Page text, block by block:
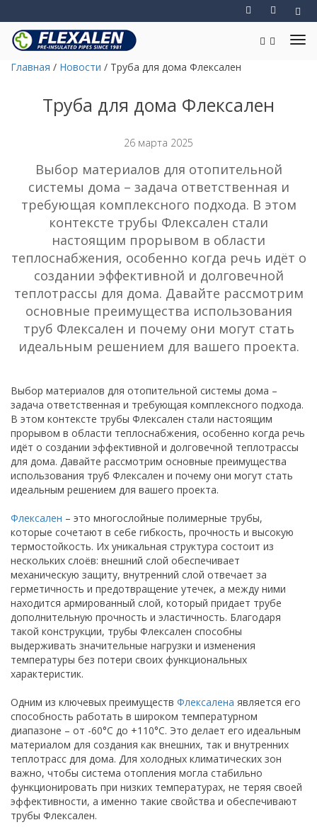
Главная / Новости / Труба для дома Флексален
Труба для дома Флексален
26 марта 2025
Выбор материалов для отопительной
системы дома – задача ответственная и
требующая комплексного подхода. В этом
контексте трубы Флексален стали
настоящим прорывом в области
теплоснабжения, особенно когда речь идёт о
создании эффективной и долговечной
теплотрассы для дома. Давайте рассмотрим
основные преимущества использования
труб Флексален и почему они могут стать
идеальным решением для вашего проекта.
Выбор материалов для отопительной системы дома –
задача ответственная и требующая комплексного подхода.
В этом контексте трубы Флексален стали настоящим
прорывом в области теплоснабжения, особенно когда речь
идёт о создании эффективной и долговечной теплотрассы
для дома. Давайте рассмотрим основные преимущества
использования труб Флексален и почему они могут стать
идеальным решением для вашего проекта.
Флексален – это многослойные полимерные трубы,
которые сочетают в себе гибкость, прочность и высокую
термостойкость. Их уникальная структура состоит из
нескольких слоёв: внешний слой обеспечивает
механическую защиту, внутренний слой отвечает за
герметичность и предотвращение утечек, а между ними
находится армированный слой, который придает трубе
дополнительную прочность и эластичность. Благодаря
такой конструкции, трубы Флексален способны
выдерживать значительные нагрузки и изменения
температуры без потери своих функциональных
характеристик.
Одним из ключевых преимуществ Флексалена является его
способность работать в широком температурном
диапазоне – от -60°C до +110°C. Это делает его идеальным
материалом для создания как внешних, так и внутренних
теплотрасс для дома. Для холодных климатических зон
важно, чтобы система отопления могла стабильно
функционировать при низких температурах, не теряя своей
эффективности, а именно такие свойства и обеспечивают
трубы Флексален.